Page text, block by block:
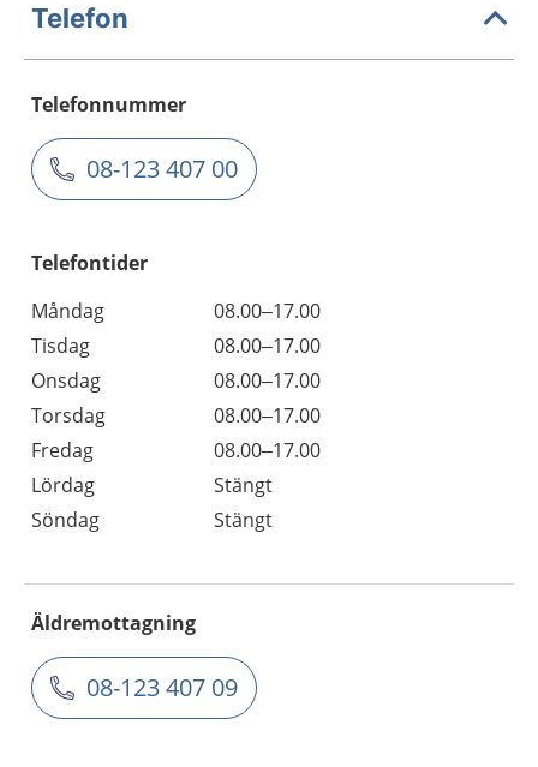
Telefon
Telefonnummer
08-123 407 00
Telefontider
Måndag
08.00–17.00
Tisdag
08.00–17.00
Onsdag
08.00–17.00
Torsdag
08.00–17.00
Fredag
08.00–17.00
Lördag
Stängt
Söndag
Stängt
Äldremottagning
08-123 407 09